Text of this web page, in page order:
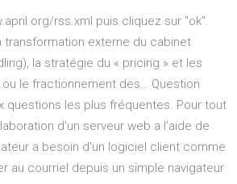
rss.xml puis cliquez sur "ok".
transformation externe du cabinet
la stratégie du « pricing » et les
le fractionnement des… Question
questions les plus fréquentes. Pour tout
d'un serveur web a l'aide de
a besoin d'un logiciel client comme
au courriel depuis un simple navigateur